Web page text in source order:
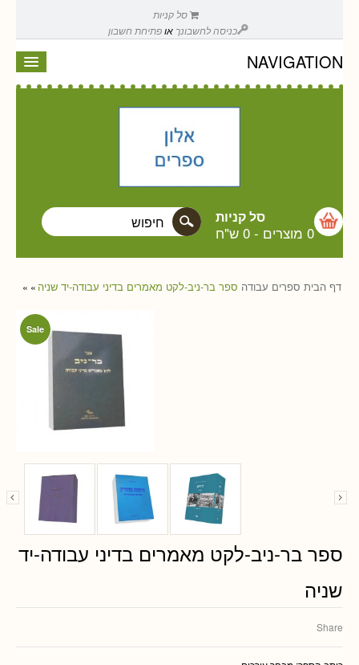
סל קניות
כניסה לחשבונך אופתיחת חשבון
NAVIGATION
סל קניות
0 מוצרים - 0 ש"ח
דף הבית » ספרים עבודה » ספר בר-ניב-לקט מאמרים בדיני עבודה-יד שניה
Sale
ספר בר-ניב-לקט מאמרים בדיני עבודה-יד
שניה
Share